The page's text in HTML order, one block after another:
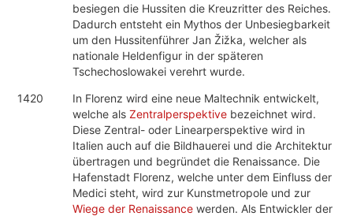
besiegen die Hussiten die Kreuzritter des Reiches.
Dadurch entsteht ein Mythos der Unbesiegbarkeit
um den Hussitenführer Jan Žižka, welcher als
nationale Heldenfigur in der späteren
Tschechoslowakei verehrt wurde.
1420
In Florenz wird eine neue Maltechnik entwickelt,
welche als Zentralperspektive bezeichnet wird.
Diese Zentral- oder Linearperspektive wird in
Italien auch auf die Bildhauerei und die Architektur
übertragen und begründet die Renaissance. Die
Hafenstadt Florenz, welche unter dem Einfluss der
Medici steht, wird zur Kunstmetropole und zur
Wiege der Renaissance werden. Als Entwickler der